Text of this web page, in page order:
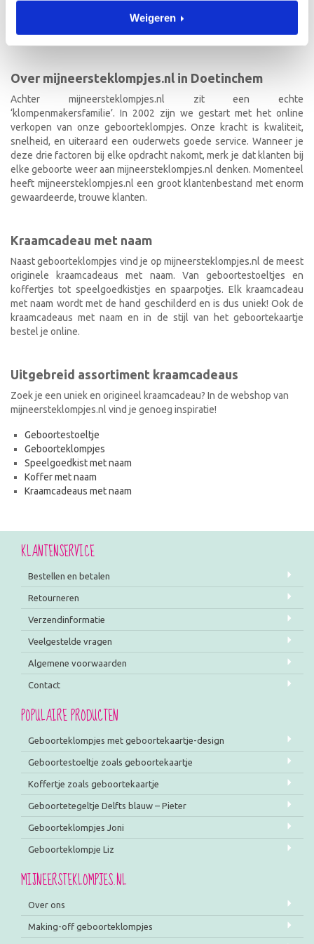
Weigeren
de geboorteklompjes met de hand en indien gewenst in de stijl van
het geboortekaartje!
Over mijneersteklompjes.nl in Doetinchem
Achter mijneersteklompjes.nl zit een echte
‘klompenmakersfamilie’. In 2002 zijn we gestart met het online
verkopen van onze geboorteklompjes. Onze kracht is kwaliteit,
snelheid, en uiteraard een ouderwets goede service. Wanneer je
deze drie factoren bij elke opdracht nakomt, merk je dat klanten bij
elke geboorte weer aan mijneersteklompjes.nl denken. Momenteel
heeft mijneersteklompjes.nl een groot klantenbestand met enorm
gewaardeerde, trouwe klanten.
Kraamcadeau met naam
Naast geboorteklompjes vind je op mijneersteklompjes.nl de meest
originele kraamcadeaus met naam. Van geboortestoeltjes en
koffertjes tot speelgoedkistjes en spaarpotjes. Elk kraamcadeau
met naam wordt met de hand geschilderd en is dus uniek! Ook de
kraamcadeaus met naam en in de stijl van het geboortekaartje
bestel je online.
Uitgebreid assortiment kraamcadeaus
Zoek je een uniek en origineel kraamcadeau? In de webshop van
mijneersteklompjes.nl vind je genoeg inspiratie!
Geboortestoeltje
Geboorteklompjes
Speelgoedkist met naam
Koffer met naam
Kraamcadeaus met naam
KLANTENSERVICE
Bestellen en betalen
Retourneren
Verzendinformatie
Veelgestelde vragen
Algemene voorwaarden
Contact
POPULAIRE PRODUCTEN
Geboorteklompjes met geboortekaartje-design
Geboortestoeltje zoals geboortekaartje
Koffertje zoals geboortekaartje
Geboortetegeltje Delfts blauw – Pieter
Geboorteklompjes Joni
Geboorteklompje Liz
MIJNEERSTEKLOMPJES.NL
Over ons
Making-off geboorteklompjes